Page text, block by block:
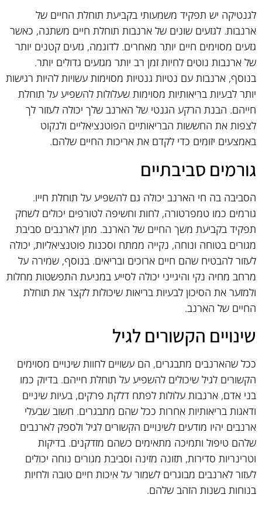
לגנטיקה יש תפקיד משמעותי בקביעת תוחלת החיים של
ארנבות. לגזעים שונים של ארנבות תוחלת חיים משתנה, כאשר
גזעים מסוימים חיים יותר מאחרים. לדוגמה, גזעים קטנים יותר
של ארנבות נוטים לחיות זמן רב יותר מגזעים גדולים יותר.
בנוסף, ארנבות עם נטיות גנטיות מסוימות עשויות להיות רגישות
יותר לבעיות בריאותיות מסוימות שעלולות להשפיע על תוחלת
חייהם. הבנת הרקע הגנטי של הארנב שלך יכולה לעזור לך
לצפות את החששות הבריאותיים הפוטנציאליים ולנקוט
באמצעים יזומים כדי לקדם את אריכות החיים שלהם.
גורמים סביבתיים
הסביבה בה חי הארנב יכולה גם להשפיע על תוחלת חייו.
גורמים כמו טמפרטורה, לחות וחשיפה לטורפים יכולים לשחק
תפקיד בקביעת משך החיים של הארנב. מתן לארנבים סביבת
מגורים בטוחה ונוחה, נקייה ממתח וסכנות פוטנציאליות, יכולה
לעזור להבטיח שהם חיים ארוכים ובריאים. בנוסף, שמירה על
מרחב מחיה נקי והיגייני יכולה לסייע במניעת התפשטות מחלות
ולמזער את הסיכון לבעיות בריאות שיכולות לקצר את תוחלת
החיים של הארנב.
שינויים הקשורים לגיל
ככל שהארנבים מתבגרים, הם עשויים לחוות שינויים מסוימים
הקשורים לגיל שיכולים להשפיע על תוחלת חייהם. בדיוק כמו
בני אדם, ארנבות עלולות לפתח דלקת פרקים, בעיות שיניים
ודאגות בריאותיות אחרות ככל שהם מתבגרים. חשוב שבעלי
ארנבים יהיו מודעים לשינויים הקשורים לגיל ולספק לארנבים
שלהם טיפול ותמיכה מתאימים כשהם מזדקנים. בדיקות
וטרינריות סדירות, תזונה מזינה וסביבת מגורים נוחה יכולים
לעזור לארנבים מבוגרים לשמור על איכות חיים טובה ולחיות
בנוחות בשנות הזהב שלהם.